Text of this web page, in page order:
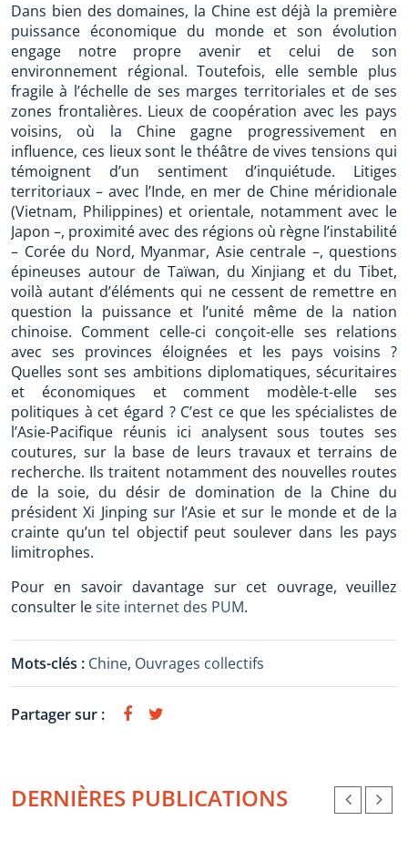
Dans bien des domaines, la Chine est déjà la première
puissance économique du monde et son évolution
engage notre propre avenir et celui de son
environnement régional. Toutefois, elle semble plus
fragile à l’échelle de ses marges territoriales et de ses
zones frontalières. Lieux de coopération avec les pays
voisins, où la Chine gagne progressivement en
influence, ces lieux sont le théâtre de vives tensions qui
témoignent d’un sentiment d’inquiétude. Litiges
territoriaux – avec l’Inde, en mer de Chine méridionale
(Vietnam, Philippines) et orientale, notamment avec le
Japon –, proximité avec des régions où règne l’instabilité
– Corée du Nord, Myanmar, Asie centrale –, questions
épineuses autour de Taïwan, du Xinjiang et du Tibet,
voilà autant d’éléments qui ne cessent de remettre en
question la puissance et l’unité même de la nation
chinoise. Comment celle-ci conçoit-elle ses relations
avec ses provinces éloignées et les pays voisins ?
Quelles sont ses ambitions diplomatiques, sécuritaires
et économiques et comment modèle-t-elle ses
politiques à cet égard ? C’est ce que les spécialistes de
l’Asie-Pacifique réunis ici analysent sous toutes ses
coutures, sur la base de leurs travaux et terrains de
recherche. Ils traitent notamment des nouvelles routes
de la soie, du désir de domination de la Chine du
président Xi Jinping sur l’Asie et sur le monde et de la
crainte qu’un tel objectif peut soulever dans les pays
limitrophes.
Pour en savoir davantage sur cet ouvrage, veuillez
consulter lesite internet des PUM.
Mots-clés : Chine, Ouvrages collectifs
Partager sur :
DERNIÈRES PUBLICATIONS